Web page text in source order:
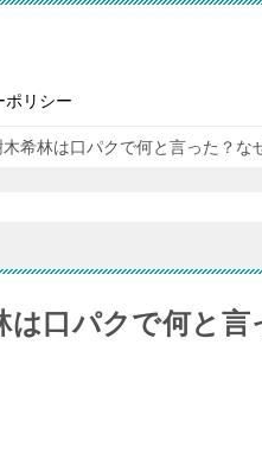
ポリシー
木希林は口パクで何と言った？な
は口パクで何と